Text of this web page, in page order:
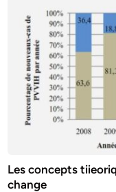
Les concepts
change